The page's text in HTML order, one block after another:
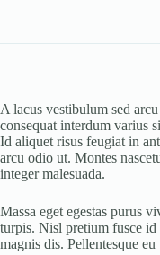
A lacus vestibulum sed
consequat interdum varius
Id aliquet risus feugiat in
arcu odio ut. Montes
integer malesuada.
Massa eget egestas purus
turpis. Nisl pretium fusce
magnis dis. Pellentesque